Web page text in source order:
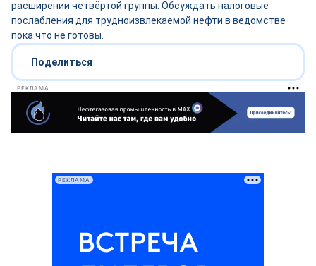
расширении четвёртой группы. Обсуждать налоговые
послабления для трудноизвлекаемой нефти в ведомстве
пока что не готовы.
Поделиться
РЕКЛАМА
РЕКЛАМА